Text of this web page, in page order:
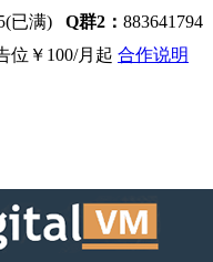
已满) Q群2： 883641794
位￥100/月起 合作说明